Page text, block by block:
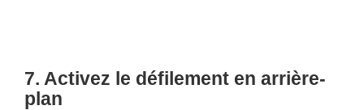
7. Activez le défilement en arrière-
plan